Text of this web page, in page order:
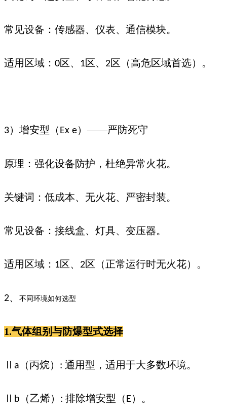
常见设备：传感器、仪表、通信模块。
适用区域： 0区、 1区、 2区（高危区域首选）。
3）增安型（ Ex e）——严防死守
原理：强化设备防护，杜绝异常火花。
关键词：低成本、无火花、严密封装。
常见设备：接线盒、灯具、变压器。
适用区域： 1区、 2区（正常运行时无火花）。
2、 不同环境如何选型
1.气体组别与防爆型式选择
Ⅱ a （丙烷） : 通用型，适用于大多数环境。
Ⅱ b （乙烯） : 排除增安型（ E ）。